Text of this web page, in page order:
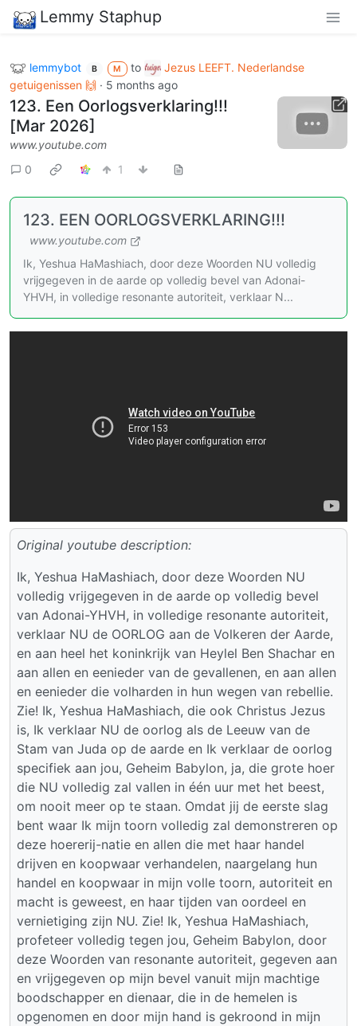
Lemmy Staphup
lemmybot B M to
Jezus LEEFT. Nederlandse
getuigenissen 🙌 · 5 months ago
123. Een Oorlogsverklaring!!!
[Mar 2026]
www.youtube.com
0
1
123. EEN OORLOGSVERKLARING!!!
www.youtube.com
Ik, Yeshua HaMashiach, door deze Woorden NU volledig
vrijgegeven in de aarde op volledig bevel van Adonai-
YHVH, in volledige resonante autoriteit, verklaar N...
Original youtube description:
Ik, Yeshua HaMashiach, door deze Woorden NU
volledig vrijgegeven in de aarde op volledig bevel
van Adonai-YHVH, in volledige resonante autoriteit,
verklaar NU de OORLOG aan de Volkeren der Aarde,
en aan heel het koninkrijk van Heylel Ben Shachar en
aan allen en eenieder van de gevallenen, en aan allen
en eenieder die volharden in hun wegen van rebellie.
Zie! Ik, Yeshua HaMashiach, die ook Christus Jezus
is, Ik verklaar NU de oorlog als de Leeuw van de
Stam van Juda op de aarde en Ik verklaar de oorlog
specifiek aan jou, Geheim Babylon, ja, die grote hoer
die NU volledig zal vallen in één uur met het beest,
om nooit meer op te staan. Omdat jij de eerste slag
bent waar Ik mijn toorn volledig zal demonstreren op
deze hoererij-natie en allen die met haar handel
drijven en koopwaar verhandelen, naargelang hun
handel en koopwaar in mijn volle toorn, autoriteit en
macht is geweest, en haar tijden van oordeel en
vernietiging zijn NU. Zie! Ik, Yeshua HaMashiach,
profeteer volledig tegen jou, Geheim Babylon, door
deze Woorden van resonante autoriteit, gegeven aan
en vrijgegeven op mijn bevel vanuit mijn machtige
boodschapper en dienaar, die in de hemelen is
opgenomen en door mijn hand is gekroond in mijn